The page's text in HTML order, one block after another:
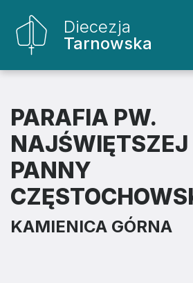
Diecezja
Tarnowska
PARAFIA PW.
PANNY
KAMIENICA GÓRNA